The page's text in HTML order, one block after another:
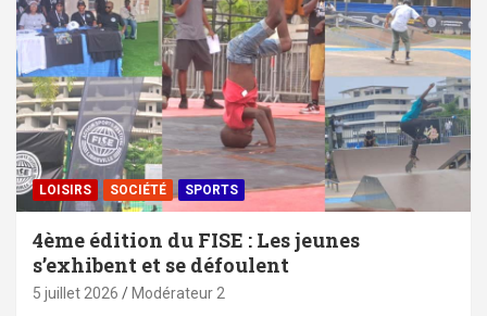
LOISIRS SOCIÉTÉ SPORTS
4ème édition du FISE : Les jeunes
s’exhibent et se défoulent
5 juillet 2026 Modérateur 2